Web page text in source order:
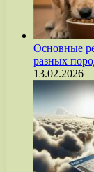
Основные
разных
13.02.2026